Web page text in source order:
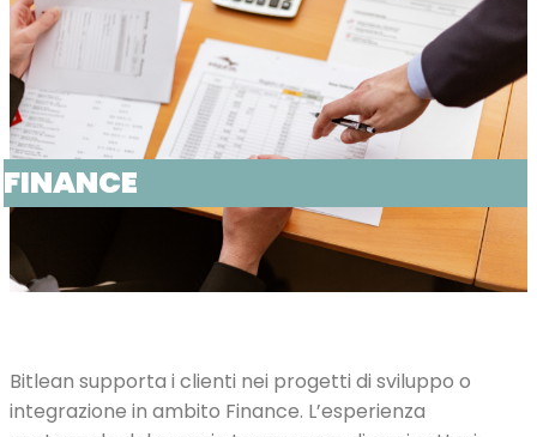
FINANCE
Bitlean supporta i clienti nei progetti di sviluppo o
integrazione in ambito Finance. L’esperienza